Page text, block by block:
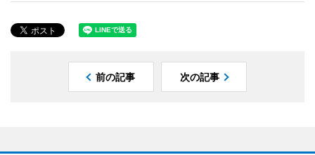
前の記事 次の記事